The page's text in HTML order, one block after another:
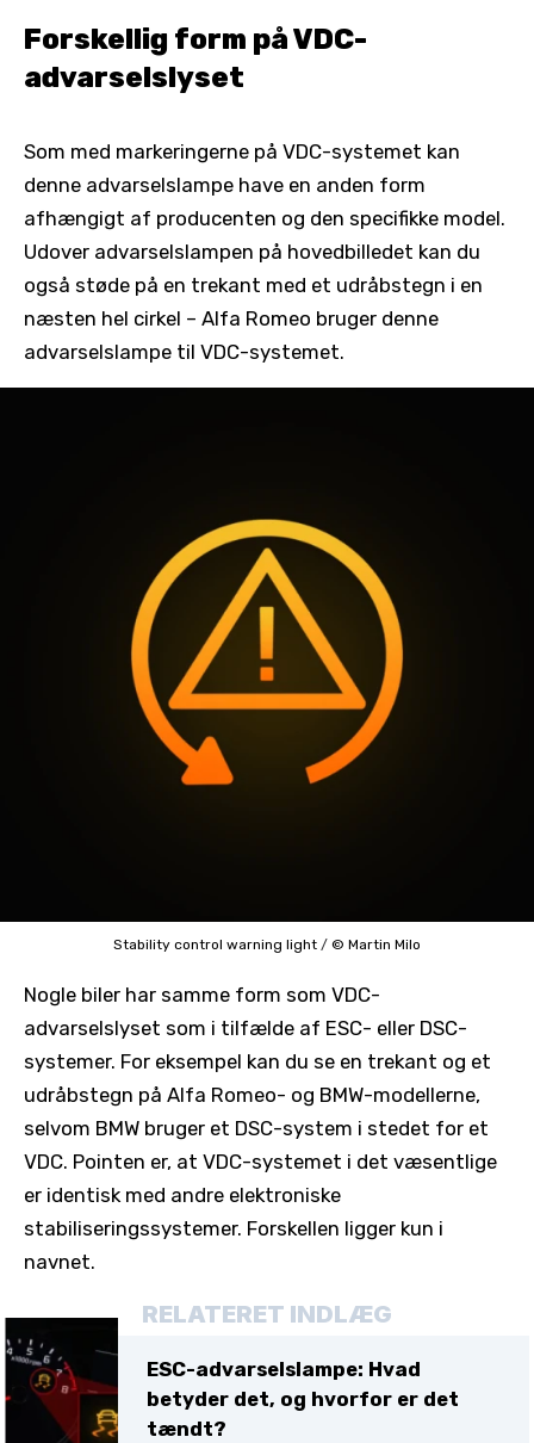
Forskellig form på VDC-
advarselslyset
Som med markeringerne på VDC-systemet kan
denne advarselslampe have en anden form
afhængigt af producenten og den specifikke model.
Udover advarselslampen på hovedbilledet kan du
også støde på en trekant med et udråbstegn i en
næsten hel cirkel – Alfa Romeo bruger denne
advarselslampe til VDC-systemet.
Stability control warning light / © Martin Milo
Nogle biler har samme form som VDC-
advarselslyset som i tilfælde af ESC- eller DSC-
systemer. For eksempel kan du se en trekant og et
udråbstegn på Alfa Romeo- og BMW-modellerne,
selvom BMW bruger et DSC-system i stedet for et
VDC. Pointen er, at VDC-systemet i det væsentlige
er identisk med andre elektroniske
stabiliseringssystemer. Forskellen ligger kun i
navnet.
RELATERET INDLÆG
ESC-advarselslampe: Hvad
betyder det, og hvorfor er det
tændt?